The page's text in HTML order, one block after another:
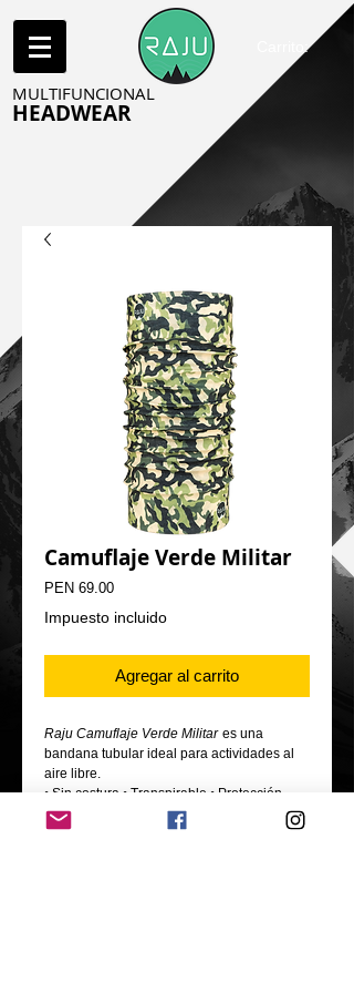
Carrito:
MULTIFUNCIONAL
HEADWEAR
Camuflaje Verde Militar
PEN 69.00Precio
Impuesto incluido
Agregar al carrito
Raju Camuflaje Verde Militar es una
bandana tubular ideal para actividades al
aire libre.
• Sin costura • Transpirable • Protección
contra el frío, sol y viento.
- Material: Fibra técnica Poliéster